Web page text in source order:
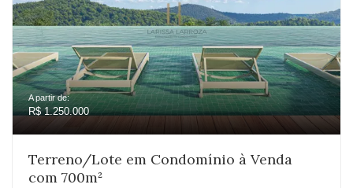
A partir de:
R$ 1.250.000
Terreno/Lote em Condomínio à Venda
com 700m²